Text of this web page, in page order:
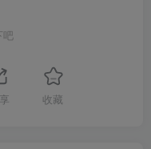
吧
收藏